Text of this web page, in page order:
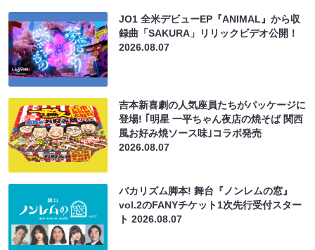
JO1 全米デビューEP『ANIMAL』から収
録曲「SAKURA」リリックビデオ公開！
2026.08.07
吉本新喜劇の人気座員たちがパッケージに
登場! ｢明星 一平ちゃん夜店の焼そば 関西
風お好み焼ソース味｣コラボ発売
2026.08.07
バカリズム脚本! 舞台『ノンレムの窓』
vol.2のFANYチケット1次先行受付スター
ト2026.08.07